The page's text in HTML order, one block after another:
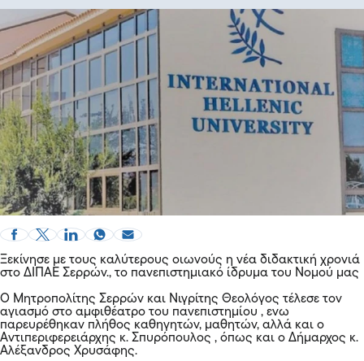
Ξεκίνησε με τους καλύτερους οιωνούς η νέα διδακτική χρονιά
στο ΔΙΠΑΕ Σερρών., το πανεπιστημιακό ίδρυμα του Νομού μας
Ο Μητροπολίτης Σερρών και Νιγρίτης Θεολόγος τέλεσε τον
αγιασμό στο αμφιθέατρο του πανεπιστημίου , ενω
παρευρέθηκαν πλήθος καθηγητών, μαθητών, αλλά και ο
Αντιπεριφερειάρχης κ. Σπυρόπουλος , όπως και ο Δήμαρχος κ.
Αλέξανδρος Χρυσάφης.